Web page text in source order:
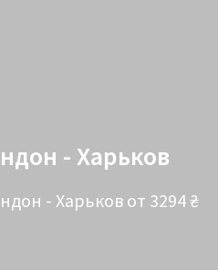
- Харьков
- Харьков от 3294 ₴